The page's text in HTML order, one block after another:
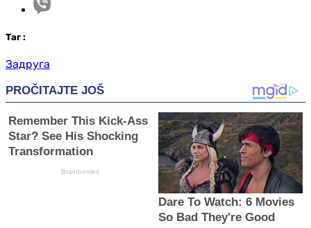
Таг :
Задруга